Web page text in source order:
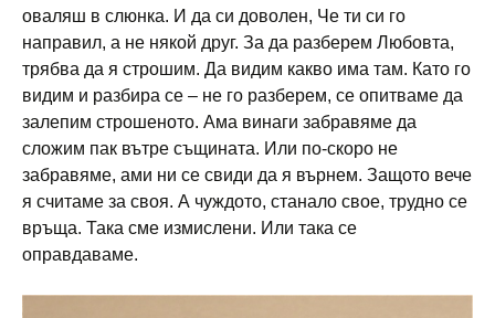
оваляш в слюнка. И да си доволен, Че ти си го
направил, а не някой друг. За да разберем Любовта,
трябва да я строшим. Да видим какво има там. Като го
видим и разбира се – не го разберем, се опитваме да
залепим строшеното. Ама винаги забравяме да
сложим пак вътре същината. Или по-скоро не
забравяме, ами ни се свиди да я върнем. Защото вече
я считаме за своя. А чуждото, станало свое, трудно се
връща. Така сме измислени. Или така се
оправдаваме.